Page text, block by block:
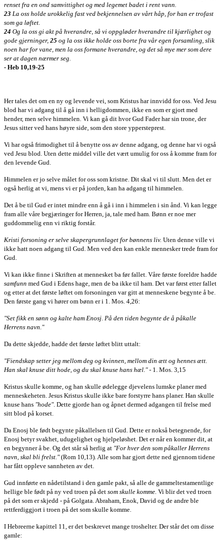
renset fra en ond samvittighet og med legemet badet i rent vann.
23 La oss holde urokkelig fast ved bekjennelsen av vårt håp, for han er trofast
som ga løftet.
24 Og la oss gi akt på hverandre, så vi oppgløder hverandre til kjærlighet og
gode gjerninger, 25 og la oss ikke holde oss borte fra vår egen forsamling, slik
noen har for vane, men la oss formane hverandre, og det så mye mer som dere
ser at dagen nærmer seg.
- Heb 10,19-25
Her tales det om en ny og levende vei, som Kristus har innvidd for oss. Ved Jesu
blod har vi adgang til å gå inn i helligdommen, ikke en som er gjort med
hender, men selve himmelen. Vi kan gå dit hvor Gud Fader har sin trone, der
Jesus sitter ved hans høyre side, som den store yppersteprest.
Vi har også frimodighet til å benytte oss av denne adgang, og denne har vi også
ved Jesu blod. Uten dette middel ville det vært umulig for oss å komme fram for
den levende Gud.
Himmelen er jo selve målet for oss som kristne. Dit skal vi til slutt. Men det er
også herlig at vi, mens vi er på jorden, kan ha adgang til himmelen.
Det å be til Gud er intet mindre enn å gå i inn i himmelen i sin ånd. Vi kan legge
fram alle våre begjæringer for Herren, ja, tale med ham. Bønn er noe mer
guddommelig enn vi riktig forstår.
Kristi forsoning er selve skapergrunnlaget for bønnens liv. Uten denne ville vi
ikke hatt noen adgang til Gud. Men ved den kan enkle mennesker trede fram for
Gud.
Vi kan ikke finne i Skriften at mennesket ba før fallet. Våre første foreldre hadde
samfunn med Gud i Edens hage, men de ba ikke til ham. Det var først etter fallet
og etter at det første løftet om forsoningen var gitt at menneskene begynte å be.
Den første gang vi hører om bønn er i 1. Mos. 4,26:
"Set fikk en sønn og kalte ham Enosj. På den tiden begynte de å påkalle
Herrens navn."
Da dette skjedde, hadde det første løftet blitt uttalt:
"Fiendskap setter jeg mellom deg og kvinnen, mellom din ætt og hennes ætt.
Han skal knuse ditt hode, og du skal knuse hans hæl."- 1. Mos. 3,15
Kristus skulle komme, og han skulle ødelegge djevelens lumske planer med
menneskeheten. Jesus Kristus skulle ikke bare forstyrre hans planer. Han skulle
knuse hans "hode". Dette gjorde han og åpnet dermed adgangen til frelse med
sitt blod på korset.
Da Enosj ble født begynte påkallelsen til Gud. Dette er nokså betegnende, for
Enosj betyr svakhet, udugelighet og hjelpeløshet. Det er når en kommer dit, at
en begynner å be. Og det står så herlig at "For hver den som påkaller Herrens
navn, skal bli frelst."(Rom 10,13). Alle som har gjort dette ned gjennom tidene
har fått oppleve sannheten av det.
Gud innførte en nådetilstand i den gamle pakt, så alle de gammeltestamentlige
hellige ble født på ny ved troen på det som skulle komme. Vi blir det ved troen
på det som er skjedd - på Golgata. Abraham, Enok, David og de andre ble
rettferdiggjort i troen på det som skulle komme.
I Hebreerne kapittel 11, er det beskrevet mange troshelter. Der står det om disse
gamle: